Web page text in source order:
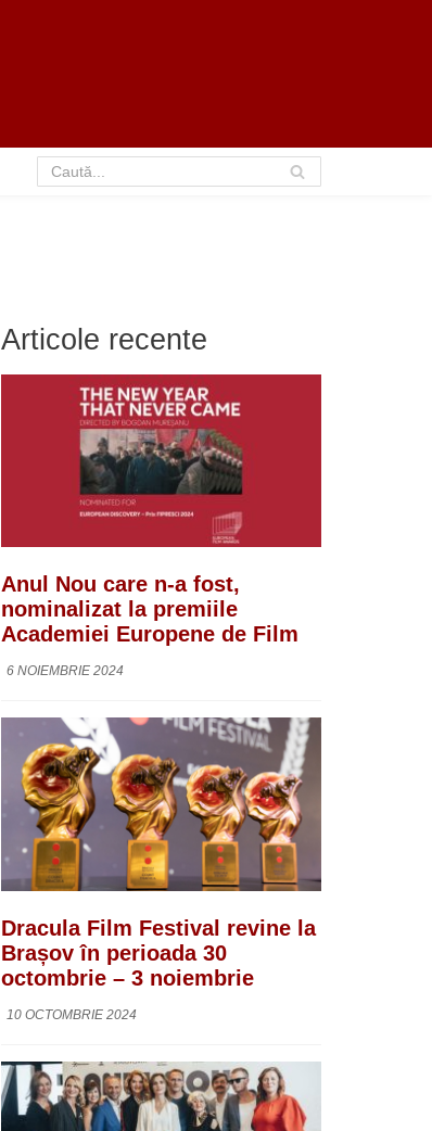
Articole recente
Anul Nou care n-a fost,
nominalizat la premiile
Academiei Europene de Film
6 NOIEMBRIE 2024
Dracula Film Festival revine la
Brașov în perioada 30
octombrie – 3 noiembrie
10 OCTOMBRIE 2024